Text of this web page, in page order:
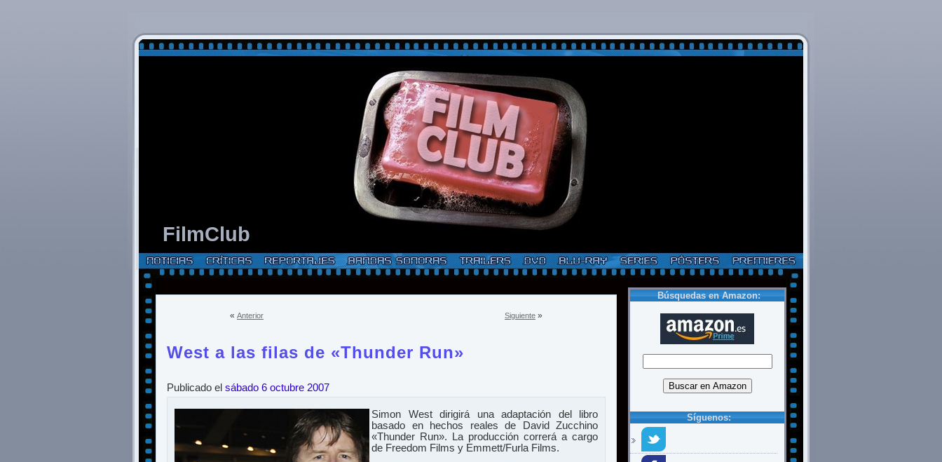
FilmClub
Búsquedas en Amazon:
Síguenos:
Siguiente »
« Anterior
West a las filas de «Thunder Run»
Publicado el sábado 6 octubre 2007
Simon West dirigirá una adaptación del libro
basado en hechos reales de David Zucchino
«Thunder Run». La producción correrá a cargo
de Freedom Films y Emmett/Furla Films.